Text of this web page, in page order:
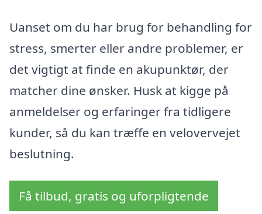
Uanset om du har brug for behandling for
stress, smerter eller andre problemer, er
det vigtigt at finde en akupunktør, der
matcher dine ønsker. Husk at kigge på
anmeldelser og erfaringer fra tidligere
kunder, så du kan træffe en velovervejet
beslutning.
Få tilbud, gratis og uforpligtende